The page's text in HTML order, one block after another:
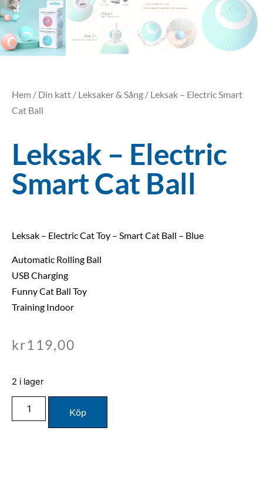
Hem / Din katt / Leksaker & Sång / Leksak – Electric Smart
Cat Ball
Leksak – Electric
Smart Cat Ball
Leksak – Electric Cat Toy – Smart Cat Ball – Blue
Automatic Rolling Ball
USB Charging
Funny Cat Ball Toy
Training Indoor
kr119,00
2 i lager
Köp